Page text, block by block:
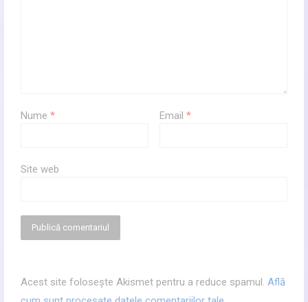
Nume * Email *
Site web
Acest site folosește Akismet pentru a reduce spamul. Află